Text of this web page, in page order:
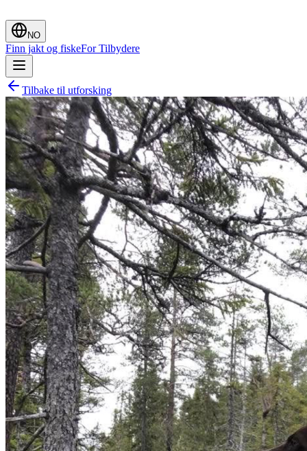
NO
Finn jakt og fiskeFor Tilbydere
Tilbake til utforsking